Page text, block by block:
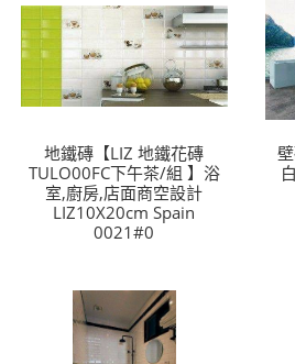
地鐵磚【LIZ 地鐵花磚
TULO00FC下午茶/組 】浴
室,廚房,店面商空設計
LIZ10X20cm Spain
0021#0